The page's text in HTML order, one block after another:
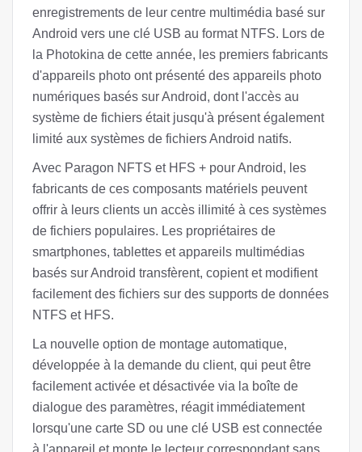
enregistrements de leur centre multimédia basé sur
Android vers une clé USB au format NTFS. Lors de
la Photokina de cette année, les premiers fabricants
d'appareils photo ont présenté des appareils photo
numériques basés sur Android, dont l'accès au
système de fichiers était jusqu'à présent également
limité aux systèmes de fichiers Android natifs.
Avec Paragon NFTS et HFS + pour Android, les
fabricants de ces composants matériels peuvent
offrir à leurs clients un accès illimité à ces systèmes
de fichiers populaires. Les propriétaires de
smartphones, tablettes et appareils multimédias
basés sur Android transfèrent, copient et modifient
facilement des fichiers sur des supports de données
NTFS et HFS.
La nouvelle option de montage automatique,
développée à la demande du client, qui peut être
facilement activée et désactivée via la boîte de
dialogue des paramètres, réagit immédiatement
lorsqu'une carte SD ou une clé USB est connectée
à l'appareil et monte le lecteur correspondant sans